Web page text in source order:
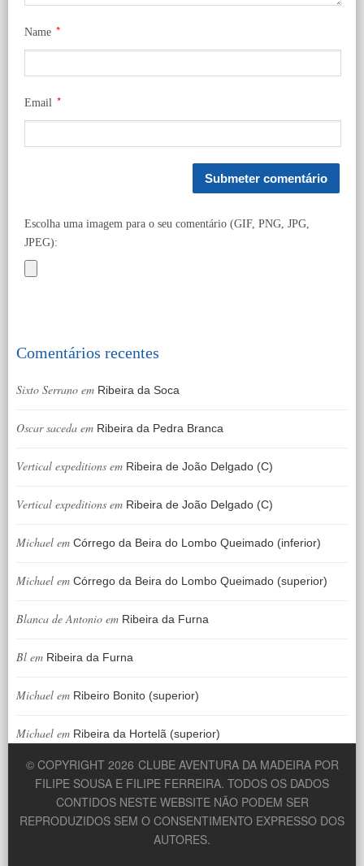
Name *
Email *
Escolha uma imagem para o seu comentário (GIF, PNG, JPG,
JPEG):
Comentários recentes
Sixto Serrano em Ribeira da Soca
Oscar saceda em Ribeira da Pedra Branca
Vertical expeditions em Ribeira de João Delgado (C)
Vertical expeditions em Ribeira de João Delgado (C)
Michael em Córrego da Beira do Lombo Queimado (inferior)
Michael em Córrego da Beira do Lombo Queimado (superior)
Blanca de Antonio em Ribeira da Furna
Bl em Ribeira da Furna
Michael em Ribeiro Bonito (superior)
Michael em Ribeira da Hortelã (superior)
© COPYRIGHT 2026 CLUBE AVENTURA DA MADEIRA POR
FILIPE SOUSA E FILIPE FERREIRA. TODOS OS DADOS
CONTIDOS NESTE WEBSITE NÃO PODEM SER
REPRODUZIDOS SEM O CONSENTIMENTO EXPRESSO DOS
AUTORES.